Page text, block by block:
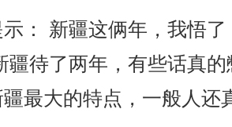
： 新疆这俩年，我悟
疆待了两年，有些话真
最大的特点，一般人还